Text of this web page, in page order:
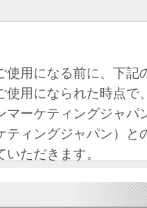
使用になる前に、下記
使用になられた時点で
マーケティングジャパ
ティングジャパン）と
ただきます。
よびその複製物に関